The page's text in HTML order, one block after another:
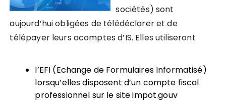
sociétés) sont
aujourd’hui obligées de télédéclarer et de
télépayer leurs acomptes d’IS. Elles utiliseront
l’EFI (Echange de Formulaires Informatisé)
lorsqu’elles disposent d’un compte fiscal
professionnel sur le site impot.gouv